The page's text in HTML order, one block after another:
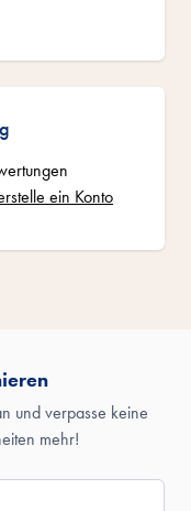
ein Konto
und verpasse keine
mehr!